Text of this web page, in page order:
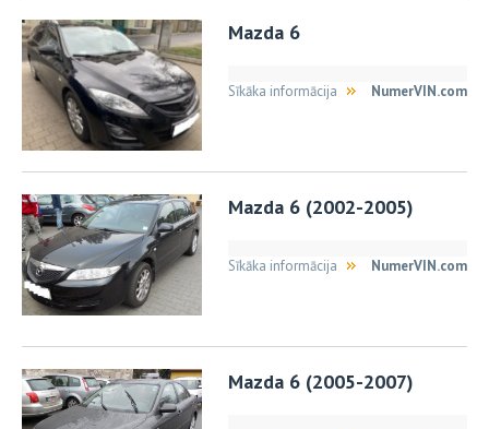
Mazda 6
NumerVIN.com
Sīkāka informācija
Mazda 6 (2002-2005)
NumerVIN.com
Sīkāka informācija
Mazda 6 (2005-2007)